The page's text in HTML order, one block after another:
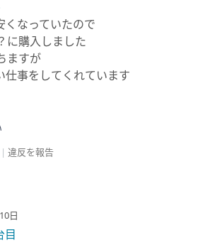
くなっていたので
に購入しました
ますが
仕事をしてくれています
| 違反を報告
日
目